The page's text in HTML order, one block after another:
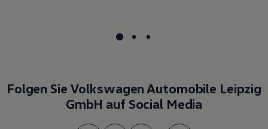
Folgen Sie Volkswagen Automobile Leipzig
GmbH auf Social Media